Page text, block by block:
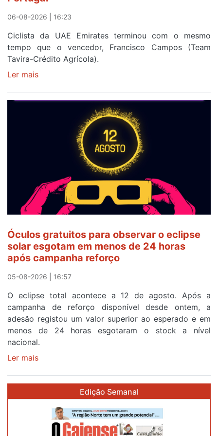
Portugal
06-08-2026 | 16:23
Ciclista da UAE Emirates terminou com o mesmo
tempo que o vencedor, Francisco Campos (Team
Tavira-Crédito Agrícola).
Ler mais
ser
o
quarto
a
a
meta
em
Sintra
primeira
etapa
da
87ª
Volta
Óculos gratuitos para observar o eclipse
solar esgotam em menos de 24 horas
após campanha reforço
05-08-2026 | 16:57
O eclipse total acontece a 12 de agosto. Após a
campanha de reforço disponível desde ontem, a
adesão registou um valor superior ao esperado e em
menos de 24 horas esgotaram o stock a nível
nacional.
Ler mais
eclipse
Edição Semanal